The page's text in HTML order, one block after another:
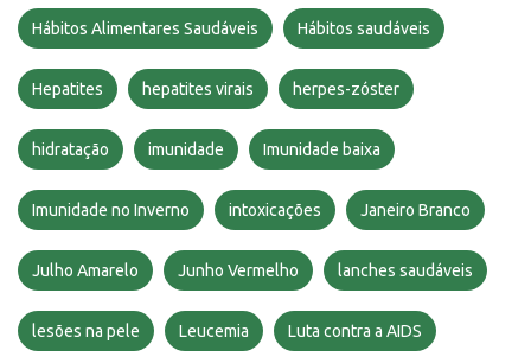
Hábitos Alimentares Saudáveis Hábitos saudáveis
Hepatites hepatites virais herpes-zóster
hidratação imunidade Imunidade baixa
Imunidade no Inverno intoxicações Janeiro Branco
Julho Amarelo Junho Vermelho lanches saudáveis
lesões na pele Leucemia Luta contra a AIDS